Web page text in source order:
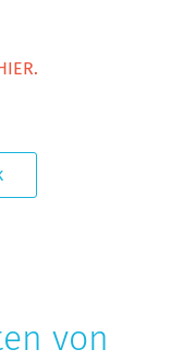
von